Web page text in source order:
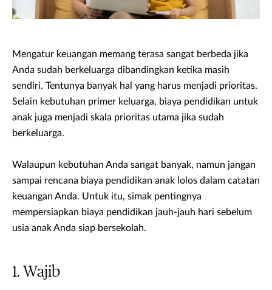
Mengatur keuangan memang terasa sangat berbeda jika
Anda sudah berkeluarga dibandingkan ketika masih
sendiri. Tentunya banyak hal yang harus menjadi prioritas.
Selain kebutuhan primer keluarga, biaya pendidikan untuk
anak juga menjadi skala prioritas utama jika sudah
berkeluarga.
Walaupun kebutuhan Anda sangat banyak, namun jangan
sampai rencana biaya pendidikan anak lolos dalam catatan
keuangan Anda. Untuk itu, simak pentingnya
mempersiapkan biaya pendidikan jauh-jauh hari sebelum
usia anak Anda siap bersekolah.
Wajib